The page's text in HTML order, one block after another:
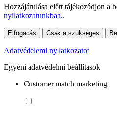
Hozzájárulása előtt tájékozódjon a
nyilatkozatunkban..
Elfogadás Csak a szükséges
Adatvédelemi nyilatkozatot
Egyéni adatvédelmi beállítások
Customer match marketing